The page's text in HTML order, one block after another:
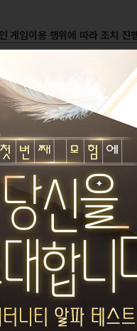
게임이용 행위에 따라 조치 진
구분
류 악용 및 유포 (재화 회수 불가
류 악용 및 유포 (재화 회수 불가
오류 악용 및 유포 (재화 회수 가
오류 악용 및 유포 (재화 회수 가능)
오류 사용 (재화 회수 불가능)
료 시까지 임시 차단 조치가
류 사용 (재화 회수 가능) -
덴**서
알리***트
미**주